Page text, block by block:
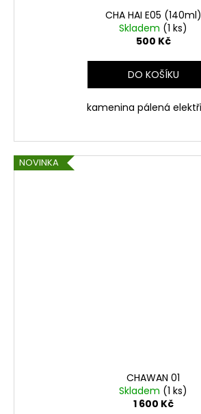
CHA HAI E05 (140ml)
Skladem (1 ks)
500 Kč
DO KOŠÍKU
kamenina pálená
NOVINKA
CHAWAN 01
Skladem (1 ks)
1 600 Kč